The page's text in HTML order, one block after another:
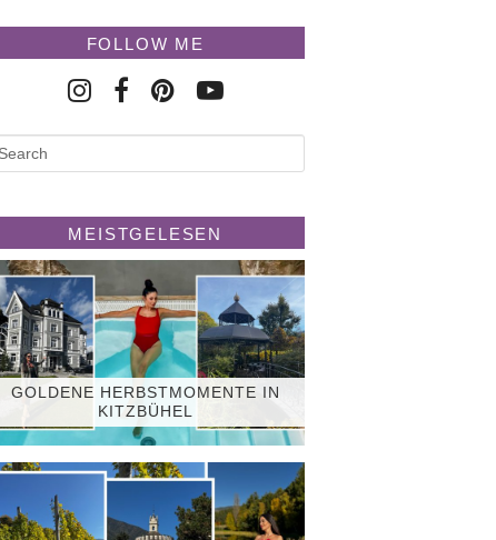
FOLLOW ME
MEISTGELESEN
GOLDENE HERBSTMOMENTE IN
KITZBÜHEL